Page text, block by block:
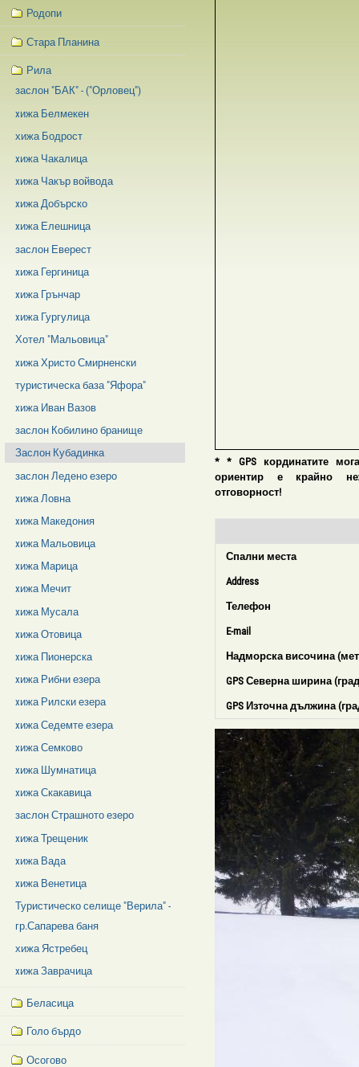
* * GPS кординатите
ориентир е крайно
отговорност!
Спални места
Address
Телефон
E-mail
Надморска височина
GPS Северна ширина
GPS Източна дължина
Родопи
Стара Планина
Рила
заслон "БАК" - ("Орловец")
xижа Белмекен
хижа Бодрост
xижа Чакалица
xижа Чакър войвода
xижа Добърско
xижа Елешница
заслон Еверест
xижа Гергиница
xижа Грънчар
xижа Гургулица
Хотел "Мальовица"
xижа Христо Смирненски
туристическа база "Яфора"
xижа Иван Вазов
заслон Кобилино бранище
Заслон Кубадинка
заслон Ледено езеро
xижа Ловна
xижа Македония
xижа Мальовица
xижа Марица
xижа Мечит
xижа Мусала
xижа Отовица
xижа Пионерска
xижа Рибни езера
xижа Рилски езера
xижа Седемте езера
xижа Семково
xижа Шумнатица
xижа Скакавица
заслон Страшното езеро
xижа Трещеник
xижа Вада
xижа Венетица
Туристическо селище "Верила" -
гр.Сапарева баня
хижа Ястребец
xижа Заврачица
Беласица
Голо бърдо
Осогово